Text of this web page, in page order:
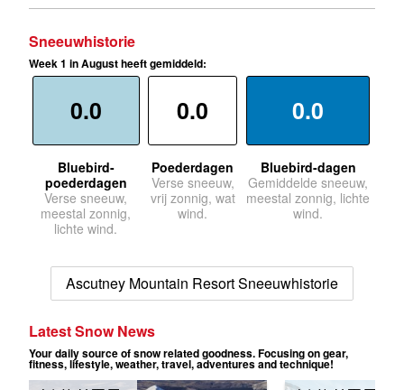
Sneeuwhistorie
Week 1 in August heeft gemiddeld:
0.0
Bluebird-
poederdagen
Verse sneeuw,
meestal zonnig,
lichte wind.
0.0
Poederdagen
Verse sneeuw,
vrij zonnig, wat
wind.
0.0
Bluebird-dagen
Gemiddelde sneeuw,
meestal zonnig, lichte
wind.
Ascutney Mountain Resort Sneeuwhistorie